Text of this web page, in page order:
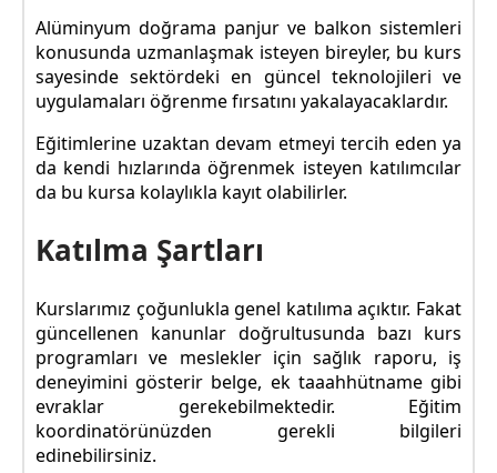
Alüminyum doğrama panjur ve balkon sistemleri
konusunda uzmanlaşmak isteyen bireyler, bu kurs
sayesinde sektördeki en güncel teknolojileri ve
uygulamaları öğrenme fırsatını yakalayacaklardır.
Eğitimlerine uzaktan devam etmeyi tercih eden ya
da kendi hızlarında öğrenmek isteyen katılımcılar
da bu kursa kolaylıkla kayıt olabilirler.
Katılma Şartları
Kurslarımız çoğunlukla genel katılıma açıktır. Fakat
güncellenen kanunlar doğrultusunda bazı kurs
programları ve meslekler için sağlık raporu, iş
deneyimini gösterir belge, ek taaahhütname gibi
evraklar gerekebilmektedir. Eğitim
koordinatörünüzden gerekli bilgileri
edinebilirsiniz.